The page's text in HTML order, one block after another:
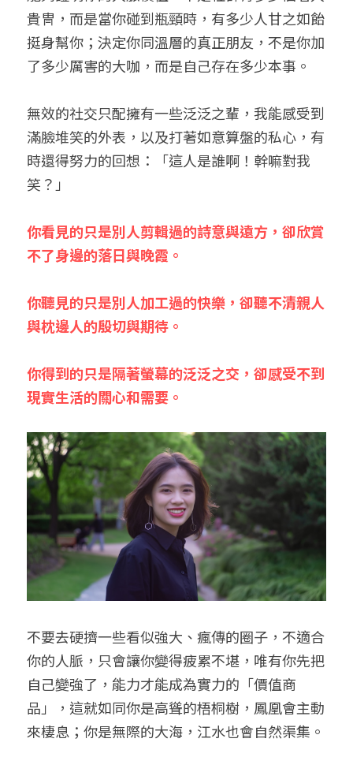
團隊訓練營
五行八字線上班
貴冑，而是當你碰到瓶頸時，有多少人甘之如飴
挺身幫你；決定你同溫層的真正朋友，不是你加
了多少厲害的大咖，而是自己存在多少本事。
無效的社交只配擁有一些泛泛之輩，我能感受到
滿臉堆笑的外表，以及打著如意算盤的私心，有
時還得努力的回想：「這人是誰啊！幹嘛對我
笑？」
你看見的只是別人剪輯過的詩意與遠方，卻欣賞
不了身邊的落日與晚霞。
你聽見的只是別人加工過的快樂，卻聽不清親人
與枕邊人的殷切與期待。
你得到的只是隔著螢幕的泛泛之交，卻感受不到
現實生活的關心和需要。
不要去硬擠一些看似強大、瘋傳的圈子，不適合
你的人脈，只會讓你變得疲累不堪，唯有你先把
自己變強了，能力才能成為實力的「價值商
品」，這就如同你是高聳的梧桐樹，鳳凰會主動
來棲息；你是無際的大海，江水也會自然渠集。